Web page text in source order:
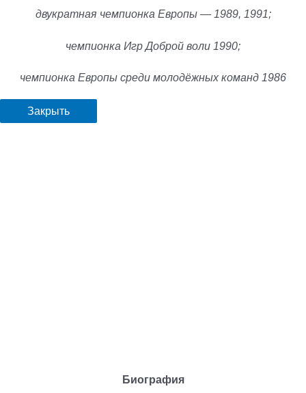
двукратная чемпионка Европы — 1989, 1991;
чемпионка Игр Доброй воли 1990;
чемпионка Европы среди молодёжных команд 1986
Закрыть
Биография